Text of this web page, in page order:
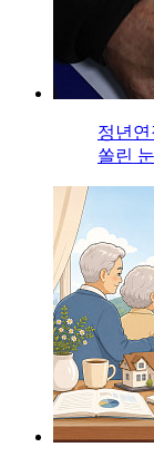
정년연
쏠린 눈